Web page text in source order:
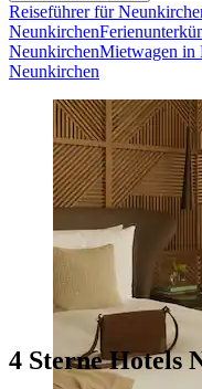
Reiseführer für
Neunkirchen
NeunkirchenMietwagen in
Neunkirchen
4 Sterne Hotels